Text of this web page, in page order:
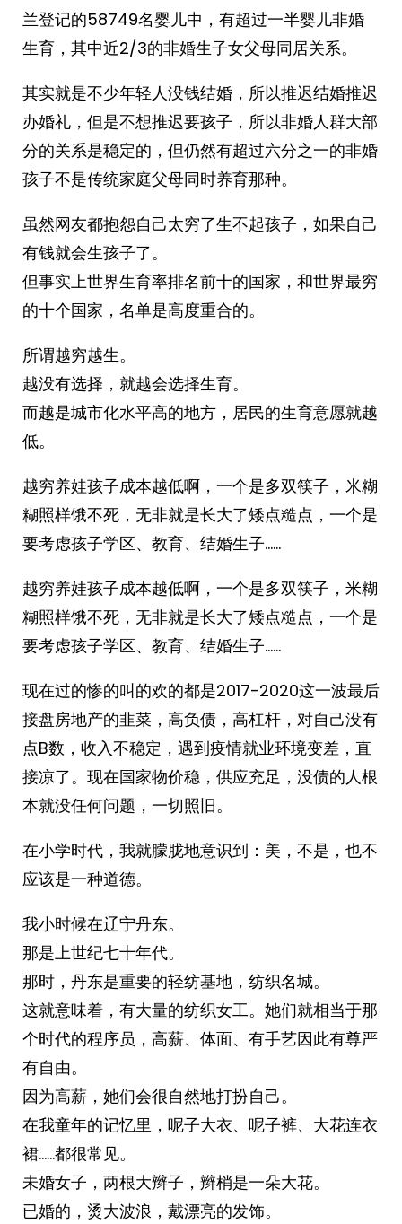
兰登记的58749名婴儿中，有超过一半婴儿非婚
生育，其中近2/3的非婚生子女父母同居关系。
其实就是不少年轻人没钱结婚，所以推迟结婚推迟
办婚礼，但是不想推迟要孩子，所以非婚人群大部
分的关系是稳定的，但仍然有超过六分之一的非婚
孩子不是传统家庭父母同时养育那种。
虽然网友都抱怨自己太穷了生不起孩子，如果自己
有钱就会生孩子了。
但事实上世界生育率排名前十的国家，和世界最穷
的十个国家，名单是高度重合的。
所谓越穷越生。
越没有选择，就越会选择生育。
而越是城市化水平高的地方，居民的生育意愿就越
低。 ​​​
越穷养娃孩子成本越低啊，一个是多双筷子，米糊
糊照样饿不死，无非就是长大了矮点糙点，一个是
要考虑孩子学区、教育、结婚生子……
越穷养娃孩子成本越低啊，一个是多双筷子，米糊
糊照样饿不死，无非就是长大了矮点糙点，一个是
要考虑孩子学区、教育、结婚生子……
现在过的惨的叫的欢的都是2017-2020这一波最后
接盘房地产的韭菜，高负债，高杠杆，对自己没有
点B数，收入不稳定，遇到疫情就业环境变差，直
接凉了。现在国家物价稳，供应充足，没债的人根
本就没任何问题，一切照旧。 ​​​
在小学时代，我就朦胧地意识到：美，不是，也不
应该是一种道德。
我小时候在辽宁丹东。
那是上世纪七十年代。
那时，丹东是重要的轻纺基地，纺织名城。
这就意味着，有大量的纺织女工。她们就相当于那
个时代的程序员，高薪、体面、有手艺因此有尊严
有自由。
因为高薪，她们会很自然地打扮自己。
在我童年的记忆里，呢子大衣、呢子裤、大花连衣
裙……都很常见。
未婚女子，两根大辫子，辫梢是一朵大花。
已婚的，烫大波浪，戴漂亮的发饰。